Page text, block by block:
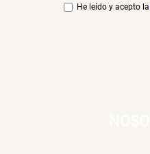
He leído y acepto la